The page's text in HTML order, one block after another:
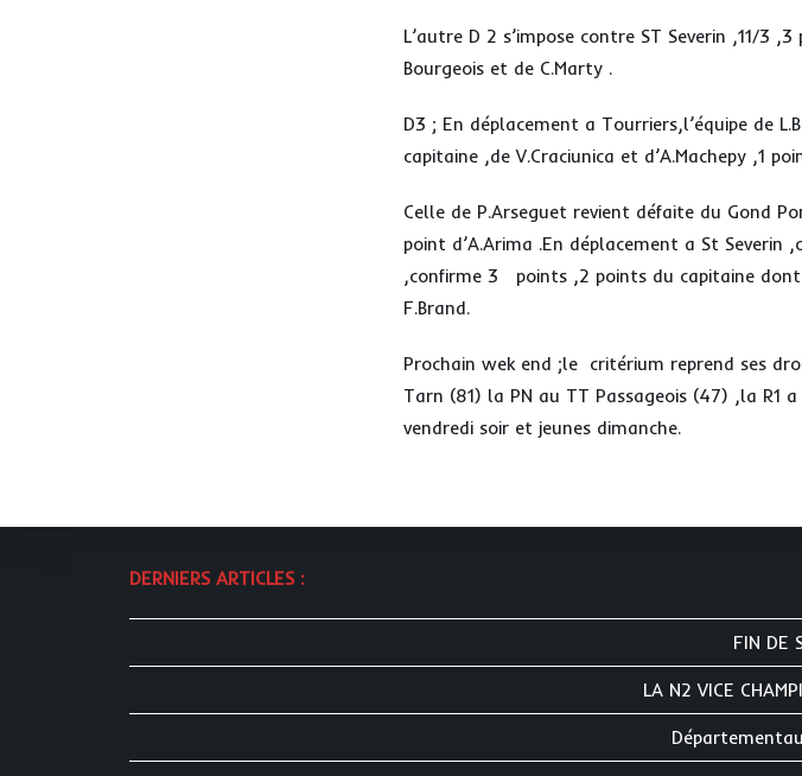
L’autre D 2 s’impose contre ST Severin ,11/3
Bourgeois et de C.Marty .
D3 ; En déplacement a Tourriers,l’équipe de
capitaine ,de V.Craciunica et d’A.Machepy ,1
Celle de P.Arseguet revient défaite du Gond
point d’A.Arima .En déplacement a St Severin
,confirme 3 points ,2 points du capitaine
F.Brand.
Prochain wek end ;le critérium reprend ses
Tarn (81) la PN au TT Passageois (47) ,la R1
vendredi soir et jeunes dimanche.
DERNIERS ARTICLES :
FIN DE
LA N2 VICE